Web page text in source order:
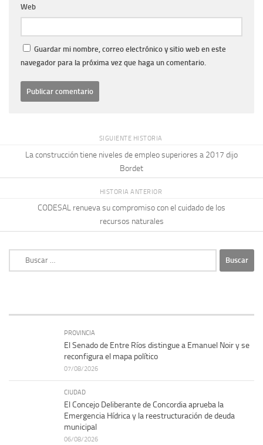
Web
Guardar mi nombre, correo electrónico y sitio web en este
navegador para la próxima vez que haga un comentario.
SIGUIENTE HISTORIA
La construcción tiene niveles de empleo superiores a 2017 dijo
Bordet
HISTORIA ANTERIOR
CODESAL renueva su compromiso con el cuidado de los
recursos naturales
PROVINCIA
El Senado de Entre Ríos distingue a Emanuel Noir y se
reconfigura el mapa político
07/08/2026
CIUDAD
El Concejo Deliberante de Concordia aprueba la
Emergencia Hídrica y la reestructuración de deuda
municipal
06/08/2026